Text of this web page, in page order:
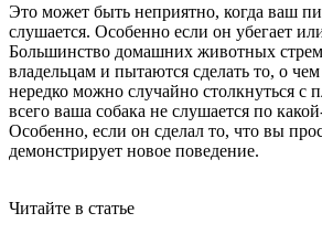
Это может быть неприятно, когда ваш
слушается. Особенно если он убегает
Большинство домашних животных
владельцам и пытаются сделать то, о
нередко можно случайно столкнуться с
всего ваша собака не слушается по
Особенно, если он сделал то, что вы
демонстрирует новое поведение.
Читайте в статье